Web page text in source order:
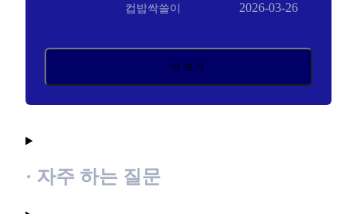
컵밥싹쓸이 2026-03-26
더 보기
· 자주 하는 질문